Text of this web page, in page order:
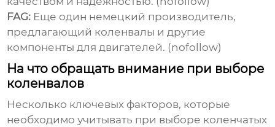
FAG: Еще один немецкий производитель,
предлагающий коленвалы и другие
компоненты для двигателей. (nofollow)
На что обращать внимание при выборе
коленвалов
Несколько ключевых факторов, которые
необходимо учитывать при выборе коленчатых